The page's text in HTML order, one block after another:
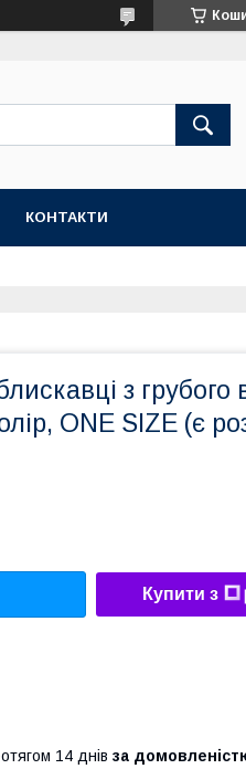
КОНТАКТИ
з грубого
ONE SIZE (є
Купити з
14 днів за